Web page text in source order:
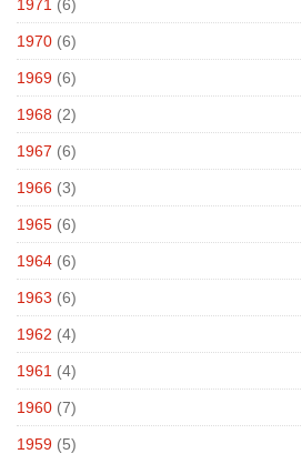
1971 (6)
1970 (6)
1969 (6)
1968 (2)
1967 (6)
1966 (3)
1965 (6)
1964 (6)
1963 (6)
1962 (4)
1961 (4)
1960 (7)
1959 (5)